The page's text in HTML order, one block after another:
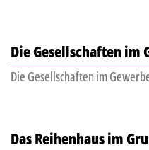
Die Gesellschaften im
Die Gesellschaften im
Das Reihenhaus im